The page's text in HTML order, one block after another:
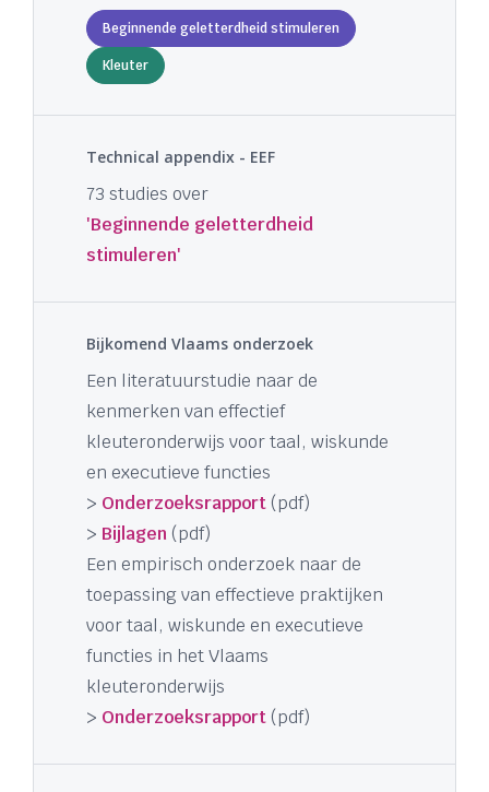
Beginnende geletterdheid stimuleren
Kleuter
Technical appendix - EEF
73 studies over
'Beginnende geletterdheid
stimuleren'
Bijkomend Vlaams onderzoek
Een literatuurstudie naar de
kenmerken van effectief
kleuteronderwijs voor taal, wiskunde
en executieve functies
> Onderzoeksrapport (pdf)
> Bijlagen (pdf)
Een empirisch onderzoek naar de
toepassing van effectieve praktijken
voor taal, wiskunde en executieve
functies in het Vlaams
kleuteronderwijs
> Onderzoeksrapport (pdf)